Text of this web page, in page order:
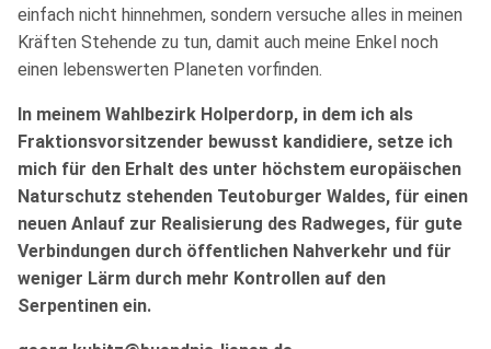
einfach nicht hinnehmen, sondern versuche alles in meinen
Kräften Stehende zu tun, damit auch meine Enkel noch
einen lebenswerten Planeten vorfinden.
In meinem Wahlbezirk Holperdorp, in dem ich als
Fraktionsvorsitzender bewusst kandidiere, setze ich
mich für den Erhalt des unter höchstem europäischen
Naturschutz stehenden Teutoburger Waldes, für einen
neuen Anlauf zur Realisierung des Radweges, für gute
Verbindungen durch öffentlichen Nahverkehr und für
weniger Lärm durch mehr Kontrollen auf den
Serpentinen ein.